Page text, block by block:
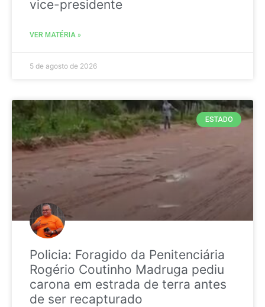
vice-presidente
VER MATÉRIA »
5 de agosto de 2026
ESTADO
Policia: Foragido da Penitenciária
Rogério Coutinho Madruga pediu
carona em estrada de terra antes
de ser recapturado